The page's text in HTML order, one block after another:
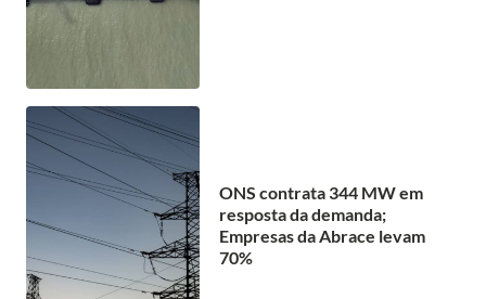
ONS contrata 344 MW em
resposta da demanda;
Empresas da Abrace levam
70%